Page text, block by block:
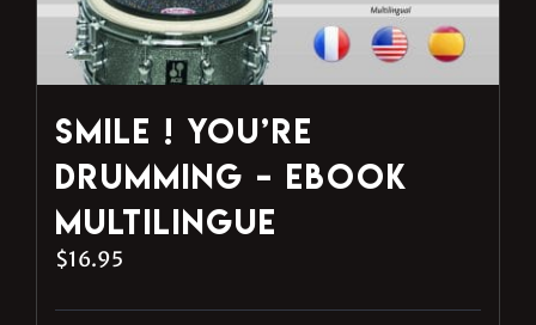
Smile ! You’re
Drumming – eBook
multilingue
$16.95